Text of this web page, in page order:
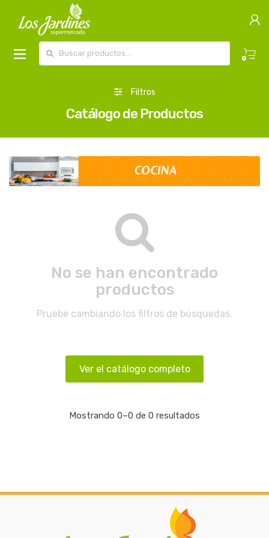
0
Filtros
Catálogo de Productos
No se han encontrado
productos
Pruebe cambiando los filtros de búsquedas.
Ver el catálogo completo
Mostrando 0–0 de 0 resultados